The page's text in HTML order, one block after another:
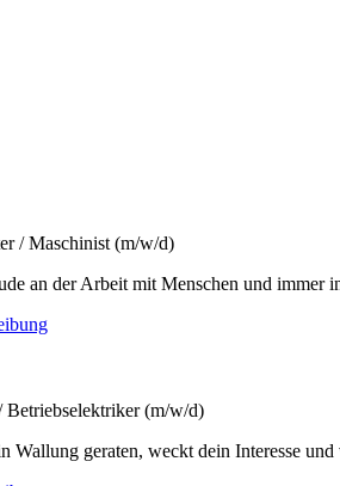
/ Maschinist (m/w/d)
an der Arbeit mit Menschen und immer
Betriebselektriker (m/w/d)
geraten, weckt dein Interesse